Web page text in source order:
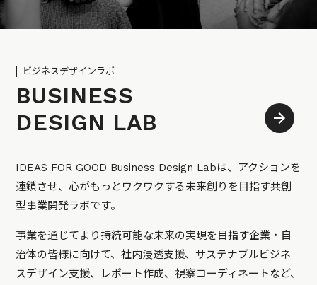
ビジネスデザインラボ
BUSINESS
DESIGN LAB
IDEAS FOR GOOD Business Design Labは、アクションを
連鎖させ、心がもっとワクワクする未来創りを目指す共創
型事業開発ラボです。
事業を通じてより持続可能な未来の実現を目指す企業・自
治体の皆様に向けて、社内浸透支援、サステナブルビジネ
スデザイン支援、レポート作成、視察コーディネートなど、